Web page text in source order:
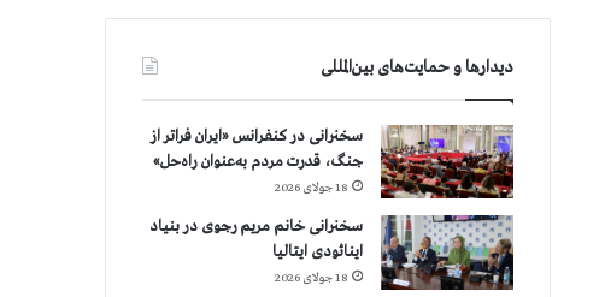
دیدارها و حمایت‌های بین‌المللی
سخنرانی در کنفرانس «ایران فراتر از
جنگ، قدرت مردم به‌عنوان راه‌حل»
18 جولای 2026
سخنرانی خانم مریم رجوی در بنیاد
اینائودی ایتالیا
18 جولای 2026